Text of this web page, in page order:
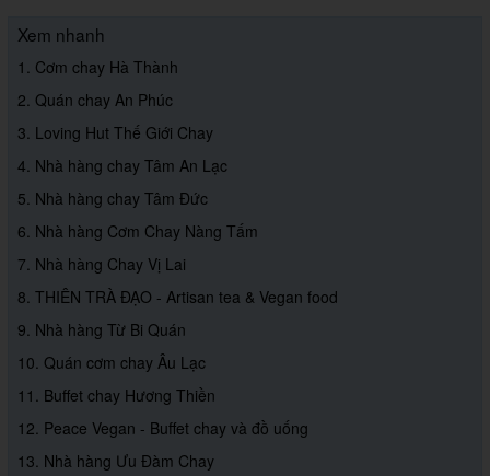
Xem nhanh
1. Cơm chay Hà Thành
2. Quán chay An Phúc
3. Loving Hut Thế Giới Chay
4. Nhà hàng chay Tâm An Lạc
5. Nhà hàng chay Tâm Đức
6. Nhà hàng Cơm Chay Nàng Tấm
7. Nhà hàng Chay Vị Lai
8. THIÊN TRÀ ĐẠO - Artisan tea & Vegan food
9. Nhà hàng Từ Bi Quán
10. Quán cơm chay Âu Lạc
11. Buffet chay Hương Thiền
12. Peace Vegan - Buffet chay và đồ uống
13. Nhà hàng Ưu Đàm Chay